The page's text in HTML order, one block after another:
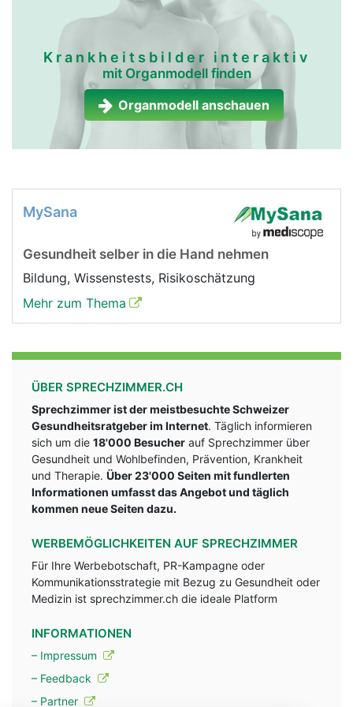
Krankheitsbilder interaktiv
mit Organmodell finden
Organmodell anschauen
MySana
Gesundheit selber in die Hand nehmen
Bildung, Wissenstests, Risikoschätzung
Mehr zum Thema
ÜBER SPRECHZIMMER.CH
Sprechzimmer ist der meistbesuchte Schweizer
Gesundheitsratgeber im Internet. Täglich informieren
sich um die 18'000 Besucher auf Sprechzimmer über
Gesundheit und Wohlbefinden, Prävention, Krankheit
und Therapie. Über 23'000 Seiten mit fundlerten
Informationen umfasst das Angebot und täglich
kommen neue Seiten dazu.
WERBEMÖGLICHKEITEN AUF SPRECHZIMMER
Für Ihre Werbebotschaft, PR-Kampagne oder
Kommunikationsstrategie mit Bezug zu Gesundheit oder
Medizin ist sprechzimmer.ch die ideale Platform
INFORMATIONEN
– Impressum
– Feedback
– Partner